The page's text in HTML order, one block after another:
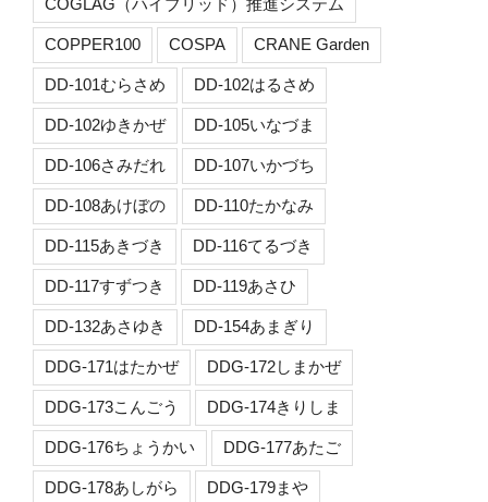
COGLAG（ハイブリッド）推進システム
COPPER100 COSPA CRANE Garden
DD-101むらさめ DD-102はるさめ
DD-102ゆきかぜ DD-105いなづま
DD-106さみだれ DD-107いかづち
DD-108あけぼの DD-110たかなみ
DD-115あきづき DD-116てるづき
DD-117すずつき DD-119あさひ
DD-132あさゆき DD-154あまぎり
DDG-171はたかぜ DDG-172しまかぜ
DDG-173こんごう DDG-174きりしま
DDG-176ちょうかい DDG-177あたご
DDG-178あしがら DDG-179まや